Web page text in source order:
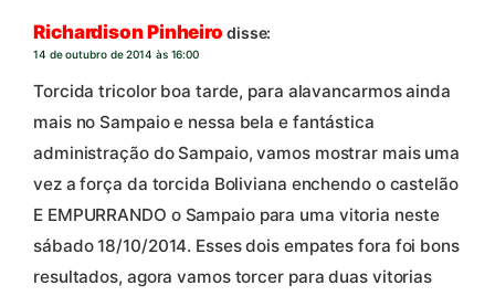
Richardison Pinheiro disse:
14 de outubro de 2014 às 16:00
Torcida tricolor boa tarde, para alavancarmos ainda
mais no Sampaio e nessa bela e fantástica
administração do Sampaio, vamos mostrar mais uma
vez a força da torcida Boliviana enchendo o castelão
E EMPURRANDO o Sampaio para uma vitoria neste
sábado 18/10/2014. Esses dois empates fora foi bons
resultados, agora vamos torcer para duas vitorias